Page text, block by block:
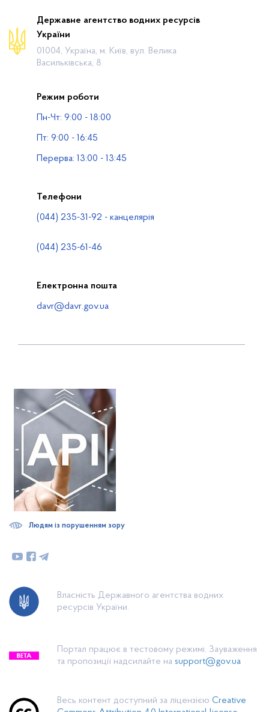
Про відомство
Діяльність
Громадянам
Публічна інформація
Водогосподарські організації
Державне агентство водних ресурсів
України
01004, Україна, м. Київ, вул. Велика
Васильківська, 8
Режим роботи
Пн-Чт: 9:00 - 18:00
Пт: 9:00 - 16:45
Перерва: 13:00 - 13:45
Телефони
(044) 235-31-92 - канцелярія
(044) 235-61-46
Електронна пошта
davr@davr.gov.ua
Власність Державного агентства водних
ресурсів України.
Портал працює в тестовому режимі. Зауваження
та пропозиції надсилайте на support@gov.ua
Весь контент доступний за ліцензією Creative
Людям із порушенням зору